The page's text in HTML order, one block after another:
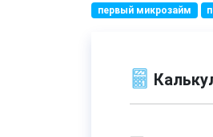
первый микрозайм